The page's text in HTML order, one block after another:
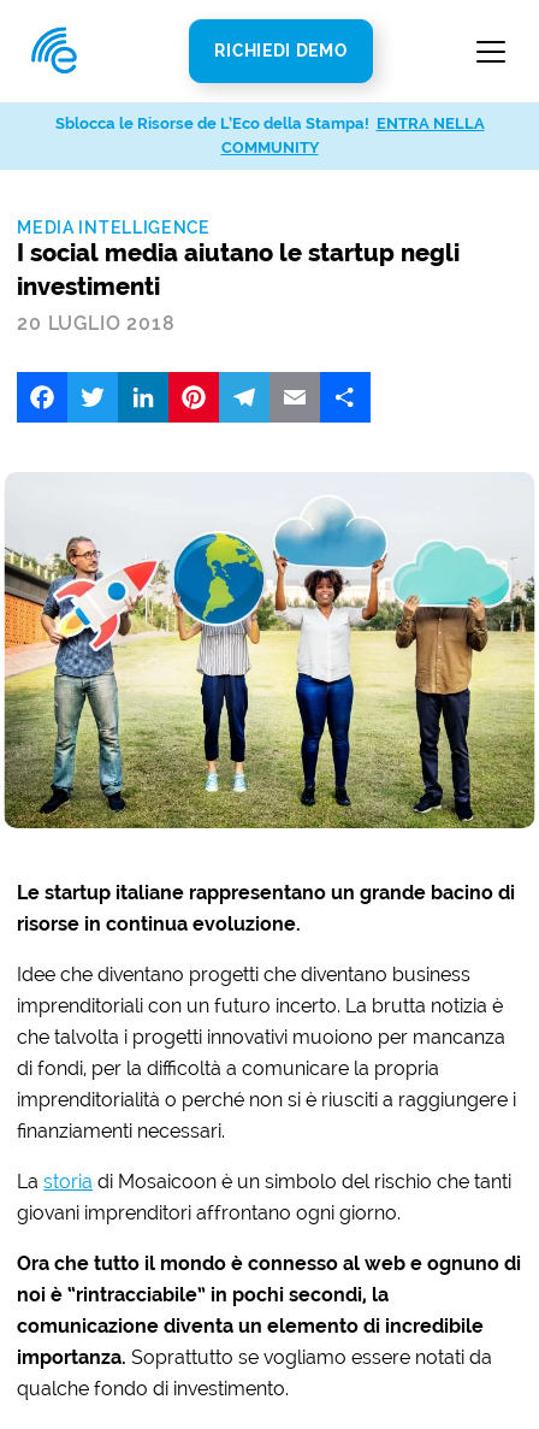
RICHIEDI DEMO
MEDIA INTELLIGENCE
I social media aiutano le startup negli
investimenti
20 LUGLIO 2018
FacebookTwitter LinkedIn
Le startup italiane rappresentano un grande bacino di
risorse in continua evoluzione.
Idee che diventano progetti che diventano business
imprenditoriali con un futuro incerto. La brutta notizia è
che talvolta i progetti innovativi muoiono per mancanza
di fondi, per la difficoltà a comunicare la propria
imprenditorialità o perché non si è riusciti a raggiungere i
finanziamenti necessari.
Lastoria di Mosaicoon è un simbolo del rischio che tanti
giovani imprenditori affrontano ogni giorno.
Ora che tutto il mondo è connesso al web e ognuno di
noi è “rintracciabile” in pochi secondi, la
comunicazione diventa un elemento di incredibile
importanza. Soprattutto se vogliamo essere notati da
qualche fondo di investimento.
Sblocca le Risorse de L’Eco della Stampa! ENTRA NELLA
COMMUNITY